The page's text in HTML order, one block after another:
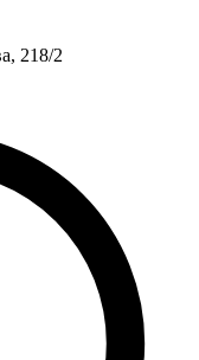
218/2